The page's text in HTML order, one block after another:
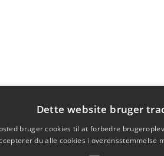
Dette website bruger
bruger cookies til at forbedre
du alle cookies i overensstemmelse